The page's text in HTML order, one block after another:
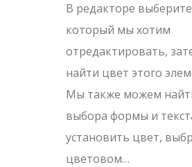
В редакторе
который мы хотим
отредактировать,
найти цвет этого
Мы также можем
выбора формы и
установить цвет,
цветовом…